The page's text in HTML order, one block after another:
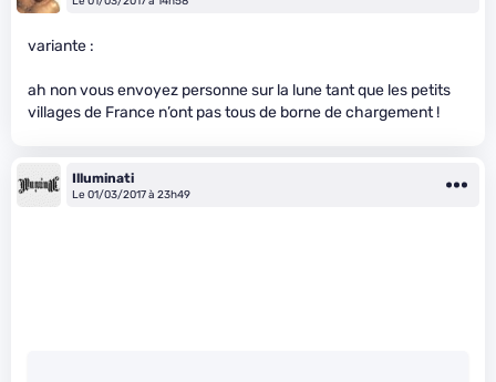
variante :
ah non vous envoyez personne sur la lune tant que les petits
villages de France n’ont pas tous de borne de chargement !
Illuminati
Le 01/03/2017 à 23h49